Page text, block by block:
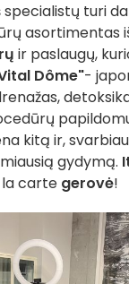
specialistų turi
asortimentas
ir paslaugų,
Dôme"-
kitą ir,
gydymą.
carte gerovė!